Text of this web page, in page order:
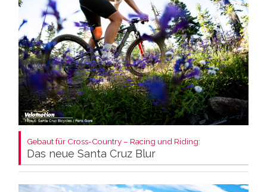
Gebaut für Cross-Country – Racing und Riding:
Das neue Santa Cruz Blur